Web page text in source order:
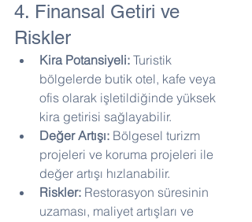
4. Finansal Getiri ve
Riskler
Kira Potansiyeli: Turistik
bölgelerde butik otel, kafe veya
ofis olarak işletildiğinde yüksek
kira getirisi sağlayabilir.
Değer Artışı: Bölgesel turizm
projeleri ve koruma projeleri ile
değer artışı hızlanabilir.
Riskler: Restorasyon süresinin
uzaması, maliyet artışları ve